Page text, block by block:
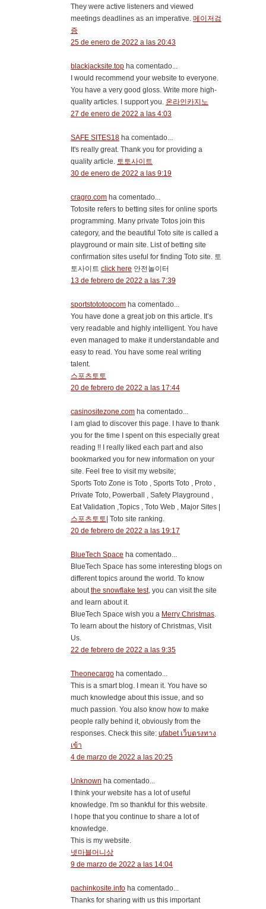
They were active listeners and viewed
meetings deadlines as an imperative. 메이저검
증
25 de enero de 2022 a las 20:43
blackjacksite.top ha comentado...
I would recommend your website to everyone.
You have a very good gloss. Write more high-
quality articles. I support you. 온라인카지노
27 de enero de 2022 a las 4:03
SAFE SITES18 ha comentado...
It's really great. Thank you for providing a
quality article. 토토사이트
30 de enero de 2022 a las 9:19
cragro.com ha comentado...
Totosite refers to betting sites for online sports
programming. Many private Totos join this
category, and the beautiful Toto site is called a
playground or main site. List of betting site
confirmation sites useful for finding Toto site. 토
토사이트 click here 안전놀이터
13 de febrero de 2022 a las 7:39
sportstototopcom ha comentado...
You have done a great job on this article. It’s
very readable and highly intelligent. You have
even managed to make it understandable and
easy to read. You have some real writing
talent.
스포츠토토
20 de febrero de 2022 a las 17:44
casinositezone.com ha comentado...
I am glad to discover this page. I have to thank
you for the time I spent on this especially great
reading !! I really liked each part and also
bookmarked you for new information on your
site. Feel free to visit my website;
Sports Toto Zone is Toto , Sports Toto , Proto ,
Private Toto, Powerball , Safety Playground ,
Eat Validation ,Topics , Toto Web , Major Sites |
스포츠토토 | Toto site ranking.
20 de febrero de 2022 a las 19:17
BlueTech Space ha comentado...
BlueTech Space has some interesting blogs on
different topics around the world. To know
aboutthe snowflake test, you can visit the site
and learn about it.
BlueTech Space wish you a Merry Christmas.
To learn about the history of Christmas, Visit
Us.
22 de febrero de 2022 a las 9:35
Theonecargo ha comentado...
This is a smart blog. I mean it. You have so
much knowledge about this issue, and so
much passion. You also know how to make
people rally behind it, obviously from the
responses. Check this site: ufabet เว็บตรงทาง
เข้า
4 de marzo de 2022 a las 20:25
Unknown ha comentado...
I think your website has a lot of useful
knowledge. I'm so thankful for this website.
I hope that you continue to share a lot of
knowledge.
This is my website.
넷마블머니상
9 de marzo de 2022 a las 14:04
pachinkosite.info ha comentado...
Thanks for sharing with us this important